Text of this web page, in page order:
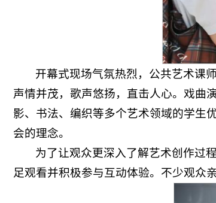
开幕式现场气氛热烈，公共艺术课
声情并茂，歌声悠扬，直击人心。戏曲
影、书法、编织等多个艺术领域的学生
会的理念。
为了让观众更深入了解艺术创作过
足观看并积极参与互动体验。不少观众